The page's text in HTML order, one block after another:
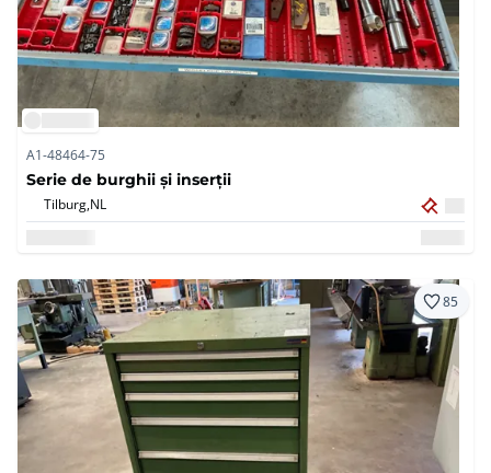
A1-48464-75
Serie de burghii și inserții
Tilburg,NL
85